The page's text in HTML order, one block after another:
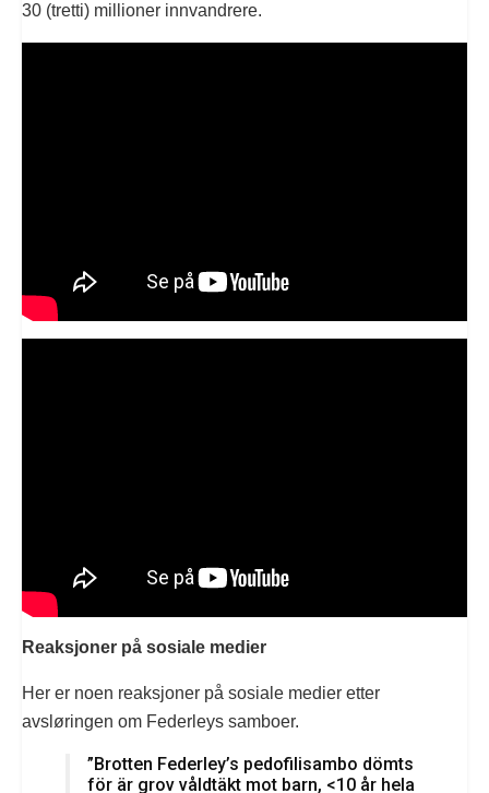
30 (tretti) millioner innvandrere.
Reaksjoner på sosiale medier
Her er noen reaksjoner på sosiale medier etter
avsløringen om Federleys samboer.
”Brotten Federley’s pedofilisambo dömts
för är grov våldtäkt mot barn, <10 år hela